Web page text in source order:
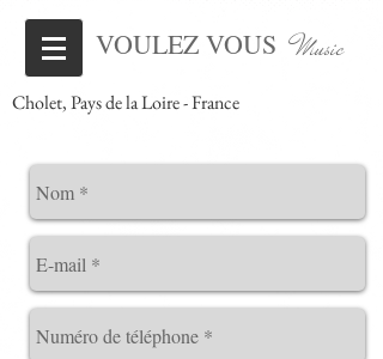
VOULEZ VOUS Music
Cholet, Pays de la Loire - France